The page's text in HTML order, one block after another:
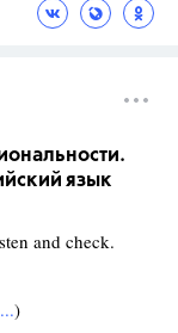
язык
and check.
)